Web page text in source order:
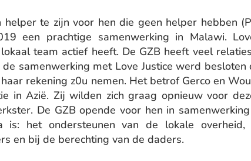
te zijn voor hen die geen helper hebben
een prachtige samenwerking in Malawi.
team actief heeft. De GZB heeft veel
samenwerking met Love Justice werd besloten
rekening z0u nemen. Het betrof Gerco en
in Azië. Zij wilden zich graag opnieuw voor
De GZB opende voor hen in
het ondersteunen van de lokale
en bij de berechting van de daders.